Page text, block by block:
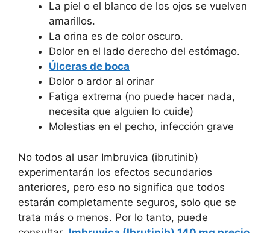
La piel o el blanco de los ojos se vuelven
amarillos.
La orina es de color oscuro.
Dolor en el lado derecho del estómago.
Úlceras de boca
Dolor o ardor al orinar
Fatiga extrema (no puede hacer nada,
necesita que alguien lo cuide)
Molestias en el pecho, infección grave
No todos al usar Imbruvica (ibrutinib)
experimentarán los efectos secundarios
anteriores, pero eso no significa que todos
estarán completamente seguros, solo que se
trata más o menos. Por lo tanto, puede